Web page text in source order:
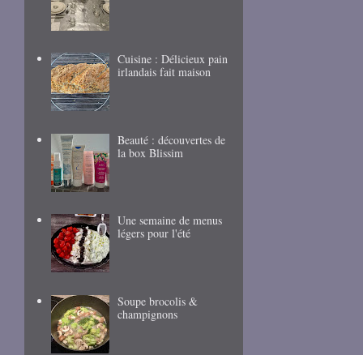
Cuisine : Délicieux pain
irlandais fait maison
Beauté : découvertes de
la box Blissim
Une semaine de menus
légers pour l'été
Soupe brocolis &
champignons